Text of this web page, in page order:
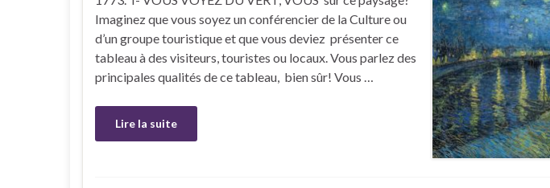
Imaginez que vous soyez un conférencier de la Culture ou
d’un groupe touristique et que vous deviez présenter ce
tableau à des visiteurs, touristes ou locaux. Vous parlez des
principales qualités de ce tableau, bien sûr! Vous …
Lire la suite